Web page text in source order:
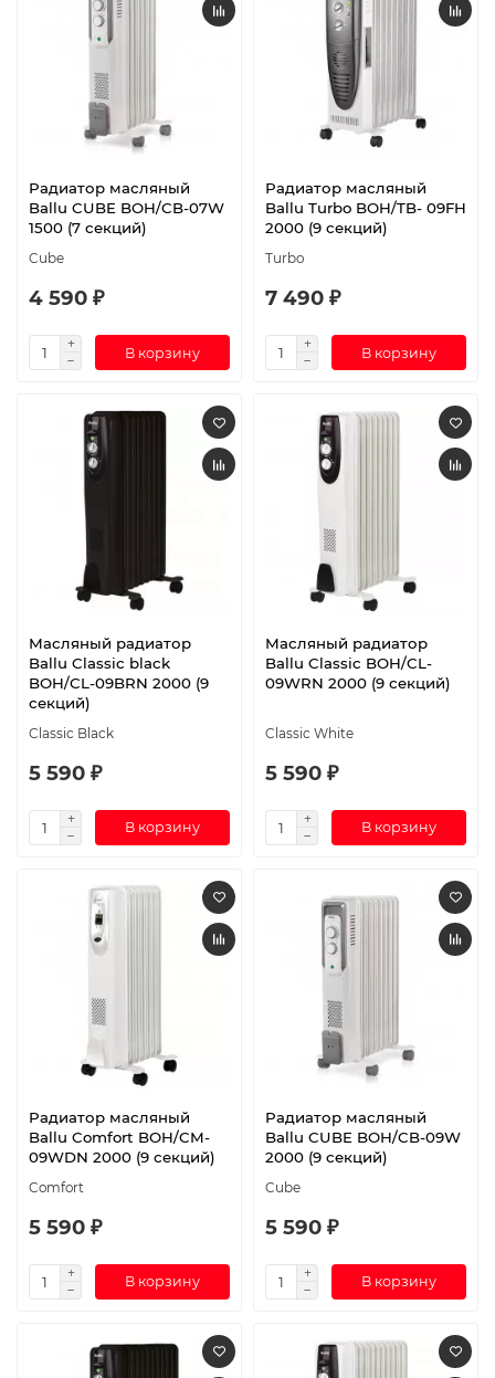
Радиатор масляный
Ballu CUBE BOH/CB-07W
1500 (7 секций)
Cube
4 590 ₽
В корзину
Радиатор масляный
Ballu Turbo BOH/TB- 09FH
2000 (9 секций)
Turbo
7 490 ₽
В корзину
Масляный радиатор
Ballu Classic black
BOH/CL-09BRN 2000 (9
секций)
Classic Black
5 590 ₽
В корзину
Масляный радиатор
Ballu Classic BOH/CL-
09WRN 2000 (9 секций)
Classic White
5 590 ₽
В корзину
Радиатор масляный
Ballu Comfort BOH/CM-
09WDN 2000 (9 секций)
Comfort
5 590 ₽
В корзину
Радиатор масляный
Ballu CUBE BOH/CB-09W
2000 (9 секций)
Cube
5 590 ₽
В корзину